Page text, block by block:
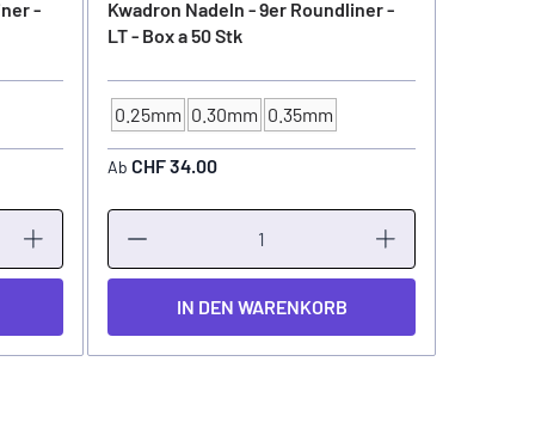
-
Kwadron Nadeln - 9er Roundliner -
LT - Box a 50 Stk
NADELSTÄRKE
0.25mm 0.30mm 0.35mm
Ab CHF 34.00
IN DEN WARENKORB